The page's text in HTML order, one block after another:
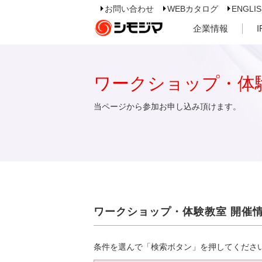
お問い合わせ WEBカタログ
企業情報
ワークショップ・体
当ページから参加お申し込み頂けます。
ワークショップ・体験教室 開催
条件を選んで「検索ボタン」を押してくだ